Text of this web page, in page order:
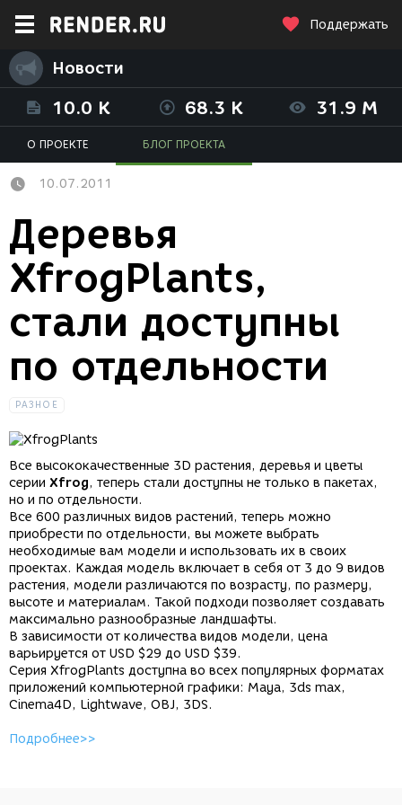
Поддержать
Новости
10.0 K 68.3 K 31.9 M
О ПРОЕКТЕ БЛОГ ПРОЕКТА
10.07.2011
Деревья
XfrogPlants,
стали доступны
по отдельности
РАЗНОЕ
Все высококачественные 3D растения, деревья и цветы
серии Xfrog, теперь стали доступны не только в пакетах,
но и по отдельности.
Все 600 различных видов растений, теперь можно
приобрести по отдельности, вы можете выбрать
необходимые вам модели и использовать их в своих
проектах. Каждая модель включает в себя от 3 до 9 видов
растения, модели различаются по возрасту, по размеру,
высоте и материалам. Такой подходи позволяет создавать
максимально разнообразные ландшафты.
В зависимости от количества видов модели, цена
варьируется от USD $29 до USD $39.
Серия XfrogPlants доступна во всех популярных форматах
приложений компьютерной графики: Maya, 3ds max,
Cinema4D, Lightwave, OBJ, 3DS.
Подробнее>>